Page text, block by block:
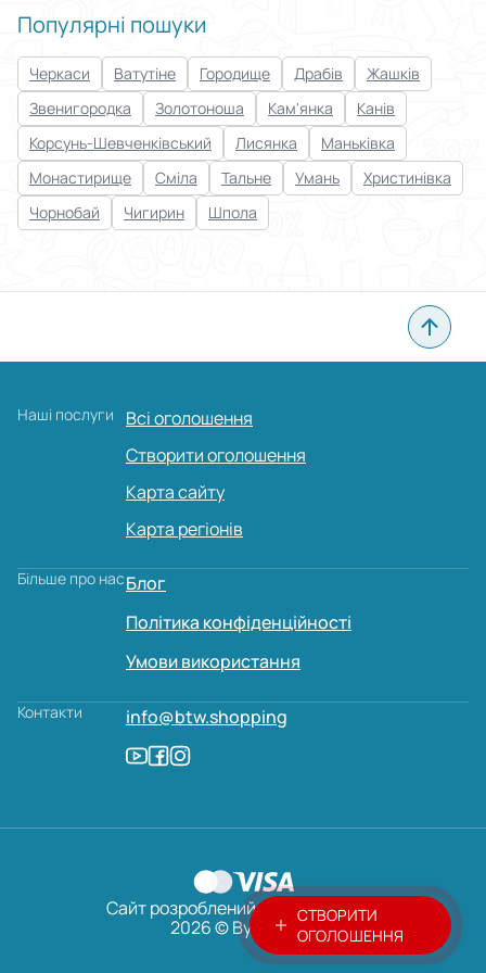
СТВОРИТИ
ОГОЛОШЕННЯ
Популярні пошуки
Черкаси Ватутіне Городище Драбів
Жашків
Звенигородка
Золотоноша Кам'янка
Канів
Корсунь-Шевченківський
Лисянка
Маньківка
Монастирище
Сміла Тальне Умань
Христинівка
Чорнобай
Чигирин Шпола
Наші послуги
Всі оголошення
Створити оголошення
Карта сайту
Карта регіонів
Більше про насБлог
Політика конфіденційності
Умови використання
Контакти info@btw.shopping
2026 © ByTheWay
Сайт розроблений: AVADA MEDIA